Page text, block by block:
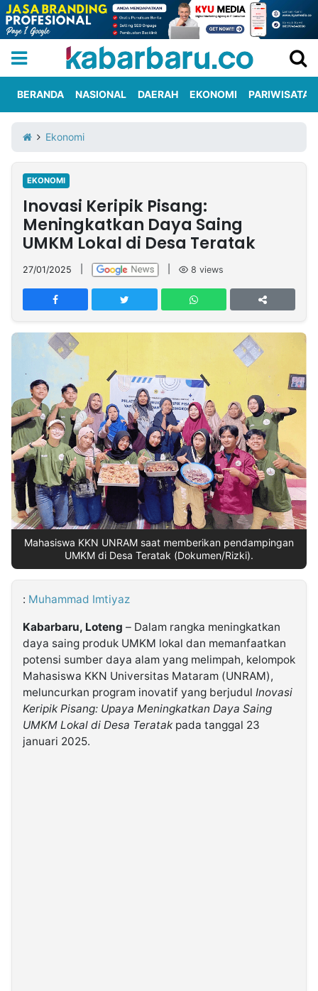
Iklan
Berita
Kami
Nasional
International
Olahraga
Entertainment
Daerah
Pariwisata
Kuliner
Kolom
Network
PT
TREETAN
INDONESIA
Partner
Insight
NTB
Suara
Time
Lens
IDN
Daily
Jogja
Jalan
Rakyat
Idealita
News
Kita
Notice
Dinamikapost.com
Radar
Baru
Seedbacklink
Follow
Kabarbaru
Kabarbaru.co
2026
Kabarbaru
BERANDA NASIONAL DAERAH EKONOMI PARIWISATA
Ekonomi
EKONOMI
Inovasi Keripik Pisang:
Meningkatkan Daya Saing
UMKM Lokal di Desa Teratak
27/01/2025 8 views
Mahasiswa KKN UNRAM saat memberikan pendampingan
UMKM di Desa Teratak (Dokumen/Rizki).
: Muhammad Imtiyaz
Kabarbaru, Loteng – Dalam rangka meningkatkan
daya saing produk UMKM lokal dan memanfaatkan
potensi sumber daya alam yang melimpah, kelompok
Mahasiswa KKN Universitas Mataram (UNRAM),
meluncurkan program inovatif yang berjudul Inovasi
Keripik Pisang: Upaya Meningkatkan Daya Saing
UMKM Lokal di Desa Teratakpada tanggal 23
januari 2025.